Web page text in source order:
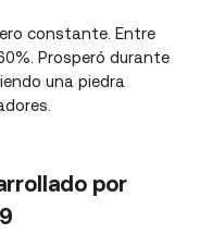
constante. Entre
Prosperó durante
una piedra
por